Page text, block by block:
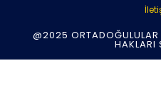
@2025
HAKLARI